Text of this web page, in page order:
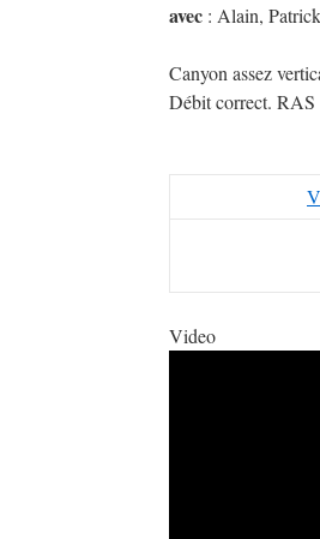
avec : Alain,
Canyon assez
Débit correct. RAS
Video